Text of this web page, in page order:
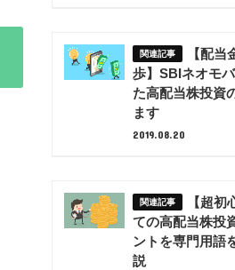
【配
歩】SBIネオモ
た高配当株投資
ます
2019.08.20
【超
ての高配当株投
ントを専門用語
説